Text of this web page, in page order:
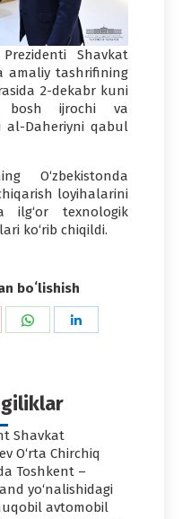
Prezidenti Shavkat
amaliy tashrifining
2-dekabr kuni
bosh ijrochi va
al-Daheriyni qabul
O‘zbekistonda
loyihalarini
ilg‘or texnologik
ko‘rib chiqildi.
boʻlishish
Share
Shavkat
O‘rta Chirchiq
Toshkent –
yo‘nalishidagi
avtomobil